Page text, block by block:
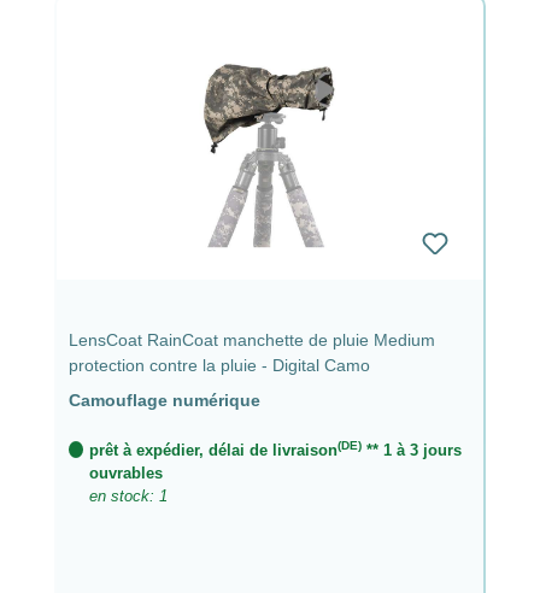
LensCoat RainCoat manchette de pluie Medium
protection contre la pluie - Digital Camo
Camouflage numérique
prêt à expédier, délai de livraison(DE)** 1 à 3 jours
ouvrables
en stock: 1